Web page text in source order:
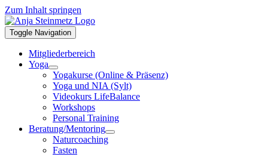
Zum Inhalt springen
Toggle Navigation
Mitgliederbereich
Yoga
Yogakurse (Online & Präsenz)
Yoga und NIA (Sylt)
Videokurs LifeBalance
Workshops
Personal Training
Beratung/Mentoring
Naturcoaching
Fasten